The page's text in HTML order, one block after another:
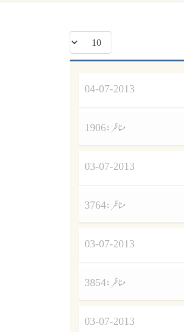
04-07-2013
مناظر :1906
03-07-2013
مناظر :3764
03-07-2013
مناظر :3854
03-07-2013